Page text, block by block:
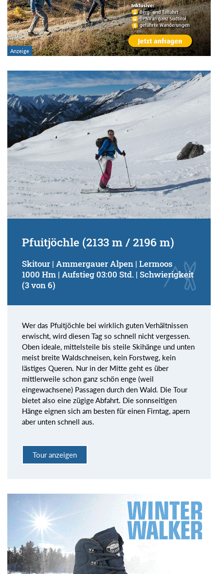
Gebirge:
Art der Tour:
Schwierigkeitsgrad:
von
bis
Kondition (Tourdauer):
von
bis
Suchbegriff:
Pfuitjöchle (2133 m / 2196 m)
Skitour | Ammergauer Alpen | Lermoos
1000 Hm | Aufstieg 03:00 Std. | Schwierigkeit
(3 von 6)
Wer das Pfuitjöchle bei wirklich guten Verhältnissen
erwischt, wird diesen Tag so schnell nicht vergessen.
Oben ideale, mittelsteile bis steile Skihänge und unten
meist breite Waldschneisen, kein Forstweg, kein
lästiges Queren. Nur in der Mitte geht es über
mittlerweile schon ganz schön enge (weil
eingewachsene) Passagen durch den Wald. Die Tour
bietet also eine zügige Abfahrt. Die sonnseitigen
Hänge eignen sich am besten für einen Firntag, apern
aber unten schnell aus.
Tour anzeigen